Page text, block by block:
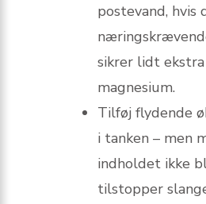
postevand, hvis
sikrer lidt
magnesium.
Tilføj flydende
i tanken – men
indholdet ikke
tilstopper